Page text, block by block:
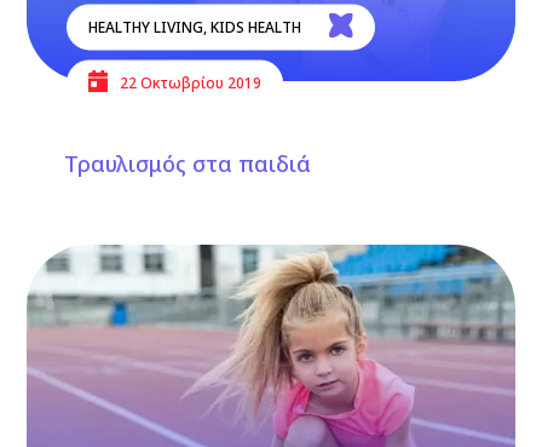
HEALTHY LIVING,KIDS HEALTH
22 Οκτωβρίου 2019
Τραυλισμός στα παιδιά